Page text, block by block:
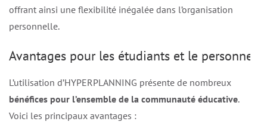
offrant ainsi une flexibilité inégalée dans l’organisation
personnelle.
Avantages pour les étudiants et le personnel
L’utilisation d’HYPERPLANNING présente de nombreux
bénéfices pour l’ensemble de la communauté éducative.
Voici les principaux avantages :